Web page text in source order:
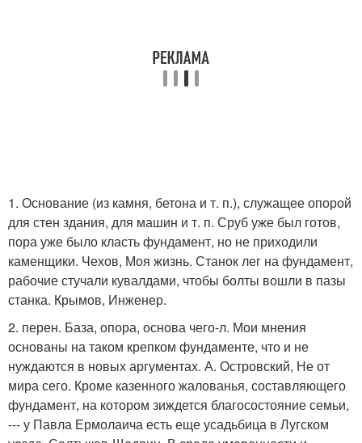
1. Основание (из камня, бетона и т. п.), служащее опорой
для стен здания, для машин и т. п. Сруб уже был готов,
пора уже было класть фундамент, но не приходили
каменщики. Чехов, Моя жизнь. Станок лег на фундамент,
рабочие стучали кувалдами, чтобы болты вошли в пазы
станка. Крымов, Инженер.
2. перен. База, опора, основа чего-л. Мои мнения
основаны на таком крепком фундаменте, что и не
нуждаются в новых аргументах. А. Островский, Не от
мира сего. Кроме казенного жалованья, составляющего
фундамент, на котором зиждется благосостояние семьи,
--- у Павла Ермолаича есть еще усадьбица в Лугском